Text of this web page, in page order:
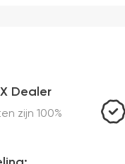
Dealer
zijn 100%